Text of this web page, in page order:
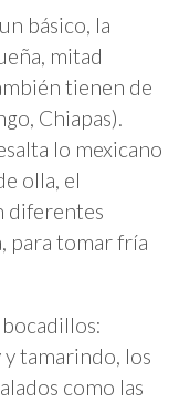
básico, la
mitad
tienen de
Chiapas).
lo mexicano
olla, el
diferentes
para tomar fría
y tamarindo, los
como las